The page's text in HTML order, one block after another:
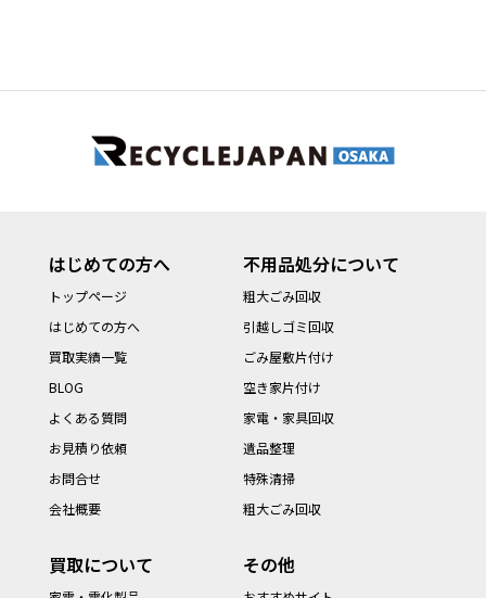
はじめての方へ
トップページ
はじめての方へ
買取実績一覧
BLOG
よくある質問
お見積り依頼
お問合せ
会社概要
不用品処分について
粗大ごみ回収
引越しゴミ回収
ごみ屋敷片付け
空き家片付け
家電・家具回収
遺品整理
特殊清掃
粗大ごみ回収
買取について その他